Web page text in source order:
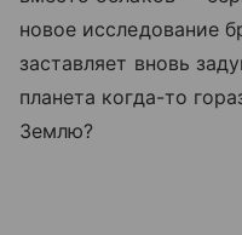
новое исследование
заставляет вновь
планета когда-то
Землю?